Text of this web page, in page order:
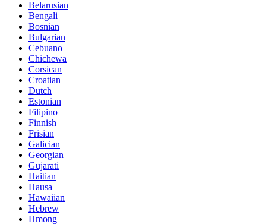
Belarusian
Bengali
Bosnian
Bulgarian
Cebuano
Chichewa
Corsican
Croatian
Dutch
Estonian
Filipino
Finnish
Frisian
Galician
Georgian
Gujarati
Haitian
Hausa
Hawaiian
Hebrew
Hmong